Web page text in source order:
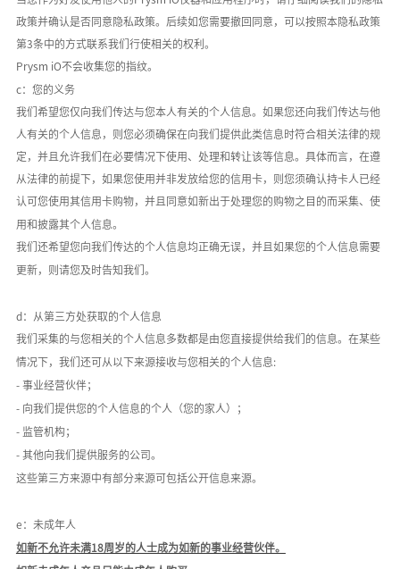
政策并确认是否同意隐私政策。 后续如您需要撤回同意，可以按照本隐私政策
第3条中的方式联系我们行使相关的权利。
Prysm iO不会收集您的指纹。
c：您的义务
我们希望您仅向我们传达与您本人有关的个人信息。如果您还向我们传达与他
人有关的个人信息，则您必须确保在向我们提供此类信息时符合相关法律的规
定，并且允许我们在必要情况下使用、处理和转让该等信息。具体而言，在遵
从法律的前提下，如果您使用并非发放给您的信用卡，则您须确认持卡人已经
认可您使用其信用卡购物，并且同意如新出于处理您的购物之目的而采集、使
用和披露其个人信息。
我们还希望您向我们传达的个人信息均正确无误，并且如果您的个人信息需要
更新，则请您及时告知我们。
d：从第三方处获取的个人信息
我们采集的与您相关的个人信息多数都是由您直接提供给我们的信息。在某些
情况下，我们还可从以下来源接收与您相关的个人信息 :
- 事业经营伙伴；
- 向我们提供您的个人信息的个人（您的家人）；
- 监管机构；
- 其他向我们提供服务的公司。
这些第三方来源中有部分来源可包括公开信息来源。
e：未成年人
如新不允许未满18周岁的人士成为如新的事业经营伙伴。